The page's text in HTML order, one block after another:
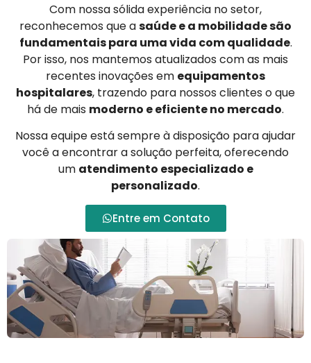
Com nossa sólida experiência no setor,
reconhecemos que asaúde e a mobilidade são
fundamentais para uma vida com qualidade.
Por isso, nos mantemos atualizados com as mais
recentes inovações em equipamentos
hospitalares, trazendo para nossos clientes o que
há de mais moderno e eficiente no mercado.
Nossa equipe está sempre à disposição para ajudar
você a encontrar a solução perfeita, oferecendo
um atendimento especializado e
personalizado.
Entre em Contato